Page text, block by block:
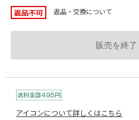
返品・交換について
販売を終
アイコンについて詳しくはこちら